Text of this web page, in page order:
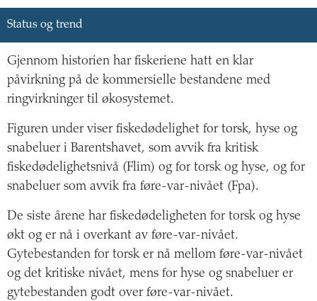
Status og trend
Gjennom historien har fiskeriene hatt en klar
påvirkning på de kommersielle bestandene med
ringvirkninger til økosystemet.
Figuren under viser fiskedødelighet for torsk, hyse og
snabeluer i Barentshavet, som avvik fra kritisk
fiskedødelighetsnivå (Flim) og for torsk og hyse, og for
snabeluer som avvik fra føre-var-nivået (Fpa).
De siste årene har fiskedødeligheten for torsk og hyse
økt og er nå i overkant av føre-var-nivået.
Gytebestanden for torsk er nå mellom føre-var-nivået
og det kritiske nivået, mens for hyse og snabeluer er
gytebestanden godt over føre-var-nivået.